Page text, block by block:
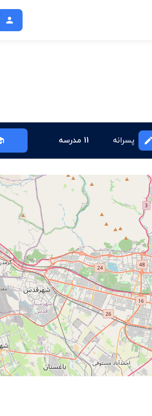
پسرانه 11 مدرسه